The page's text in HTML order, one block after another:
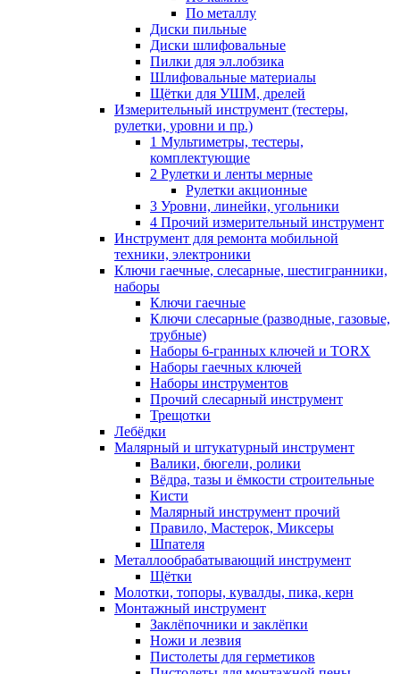
По металлу
Диски пильные
Диски шлифовальные
Пилки для эл.лобзика
Шлифовальные материалы
Щётки для УШМ, дрелей
Измерительный инструмент (тестеры,
рулетки, уровни и пр.)
1 Мультиметры, тестеры,
комплектующие
2 Рулетки и ленты мерные
Рулетки акционные
3 Уровни, линейки, угольники
4 Прочий измерительный инструмент
Инструмент для ремонта мобильной
техники, электроники
Ключи гаечные, слесарные, шестигранники,
наборы
Ключи гаечные
Ключи слесарные (разводные, газовые,
трубные)
Наборы 6-гранных ключей и TORX
Наборы гаечных ключей
Наборы инструментов
Прочий слесарный инструмент
Трещотки
Лебёдки
Малярный и штукатурный инструмент
Валики, бюгели, ролики
Вёдра, тазы и ёмкости строительные
Кисти
Малярный инструмент прочий
Правило, Мастерок, Миксеры
Шпателя
Металлообрабатывающий инструмент
Щётки
Молотки, топоры, кувалды, пика, керн
Монтажный инструмент
Заклёпочники и заклёпки
Ножи и лезвия
Пистолеты для герметиков